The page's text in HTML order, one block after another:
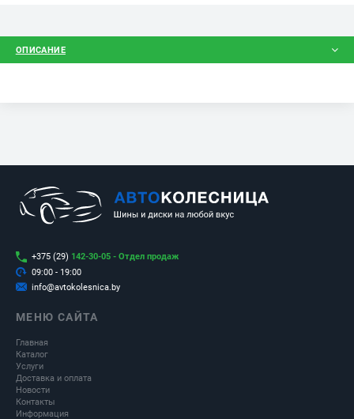
ОПИСАНИЕ
ГАРАНТИЯ
ОТЗЫВЫ
+375 (29) 142-30-05 - Отдел продаж
09:00 - 19:00
info@avtokolesnica.by
МЕНЮ САЙТА
Главная
Каталог
Услуги
Доставка и оплата
Новости
Контакты
Информация